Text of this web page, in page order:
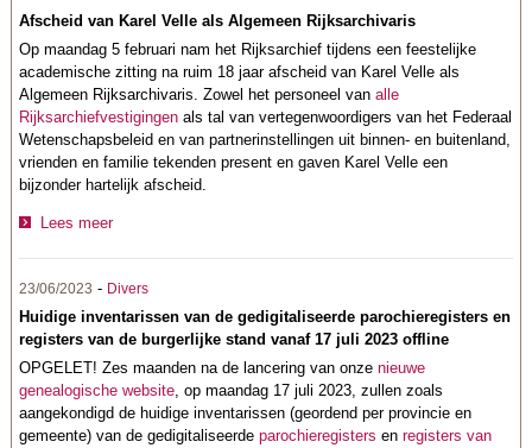
Afscheid van Karel Velle als Algemeen Rijksarchivaris
Op maandag 5 februari nam het Rijksarchief tijdens een feestelijke
academische zitting na ruim 18 jaar afscheid van Karel Velle als
Algemeen Rijksarchivaris. Zowel het personeel vanalle
Rijksarchiefvestigingen als tal van vertegenwoordigers van het Federaal
Wetenschapsbeleiden van partnerinstellingen uit binnen- en buitenland,
vrienden en familie tekenden present en gaven Karel Velle een
bijzonder hartelijk afscheid.
Lees meer
23/06/2023 - Divers
Huidige inventarissen van de gedigitaliseerde parochieregisters en
registers van de burgerlijke stand vanaf 17 juli 2023 offline
OPGELET! Zes maanden na de lancering van onzenieuwe
genealogische website, op maandag 17 juli 2023, zullen zoals
aangekondigd de huidige inventarissen (geordend per provincie en
gemeente) van de gedigitaliseerdeparochieregisters enregisters van